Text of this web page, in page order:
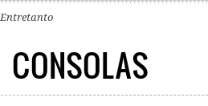
Entretanto
CONSOLAS